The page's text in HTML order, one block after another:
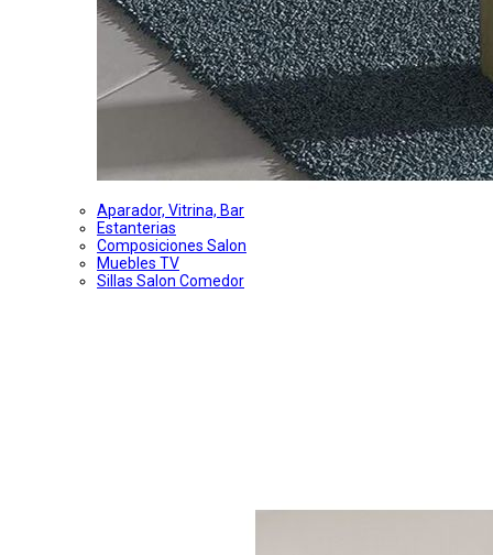
Aparador, Vitrina, Bar
Estanterias
Composiciones Salon
Muebles TV
Sillas Salon Comedor